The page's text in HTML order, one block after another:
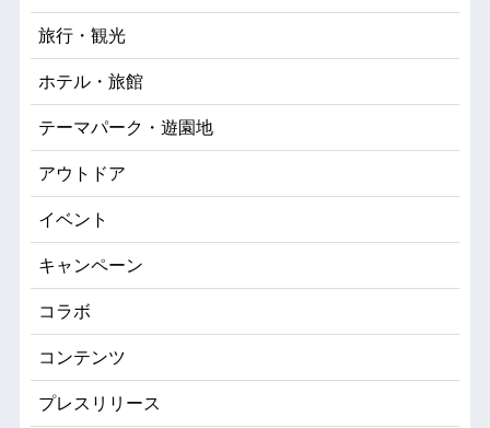
旅行・観光
ホテル・旅館
テーマパーク・遊園地
アウトドア
イベント
キャンペーン
コラボ
コンテンツ
プレスリリース